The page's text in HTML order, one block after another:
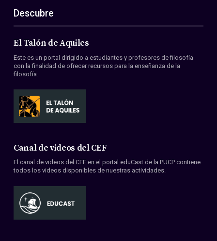
Descubre
El Talón de Aquiles
Este es un portal dirigido a estudiantes y profesores de filosofía
con la finalidad de ofrecer recursos para la enseñanza de la
filosofía.
Canal de videos del CEF
El canal de videos del CEF en el portal eduCast de la PUCP contiene
todos los videos disponibles de nuestras actividades.